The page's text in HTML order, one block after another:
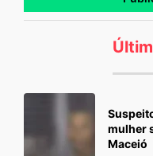
mulher
Maceió